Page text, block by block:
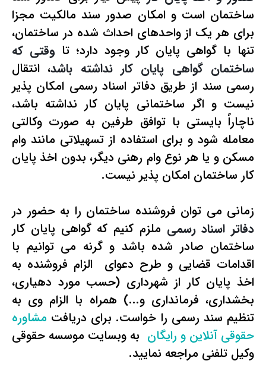
ساختمان است و امکان صدور سند مالکیت مجزا
برای هر یک از واحدهای احداث شده در ساختمان،
تنها با گواهی پایان کار وجود دارد؛ تا وقتی که
ساختمان گواهی پایان کار نداشته باشد، انتقال
رسمی سند از طریق دفاتر اسناد رسمی امکان پذیر
نیست و اگر ساختمانی پایان کار نداشته باشد،
ناچاراً بایستی با توافق طرفین به صورت وکالتی
معامله شود و برای استفاده از تسهیلاتی مانند وام
مسکن و یا هر نوع وام رهنی دیگر، بدون اخذ پایان
کار ساختمان امکان پذیر نیست.
زمانی می توان فروشنده ساختمان را به حضور در
دفاتر اسناد رسمی ملزم کنیم که گواهی پایان کار
ساختمان صادر شده باشد و گرنه می توانیم با
اقدامات قضایی و طرح دعوای الزام فروشنده به
اخذ پایان کار از شهرداری (حسب مورد دهیاری،
بخشداری، فرمانداری و...) همراه با الزام وی به
تنظیم سند رسمی را خواست. برای دریافت مشاوره
حقوقی آنلاین و رایگان به وبسایت موسسه حقوقی
وکیل تلفنی مراجعه نمایید.